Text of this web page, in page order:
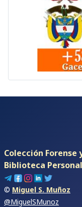
Colección Forense
Biblioteca Personal
© Miguel S. Muñoz
@MiguelSMunoz